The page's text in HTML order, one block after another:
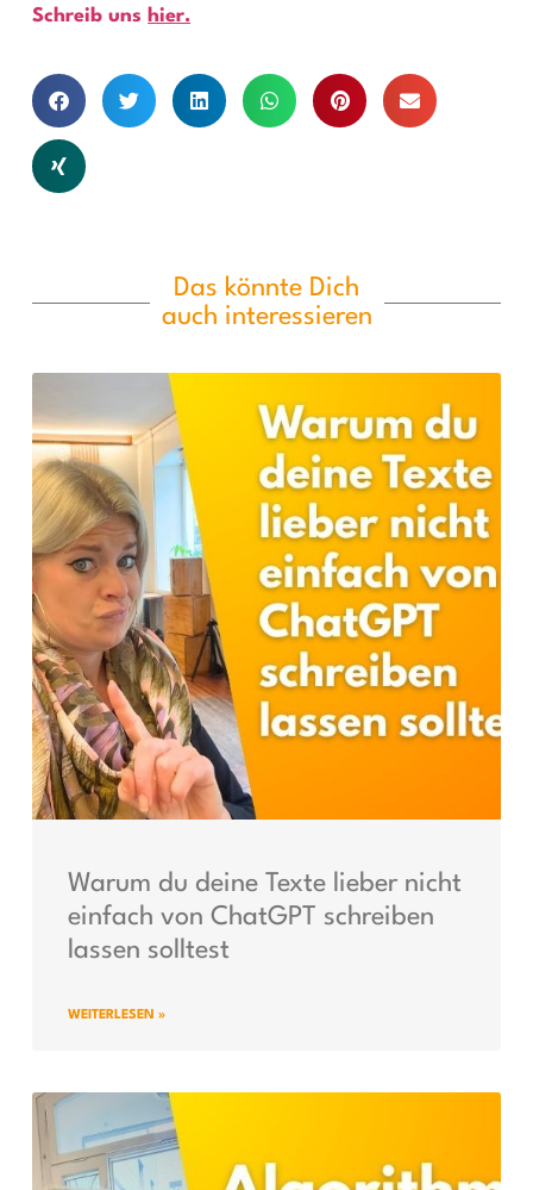
Schreib uns hier.
Das könnte Dich
auch interessieren
Warum du deine Texte lieber nicht
einfach von ChatGPT schreiben
lassen solltest
WEITERLESEN »